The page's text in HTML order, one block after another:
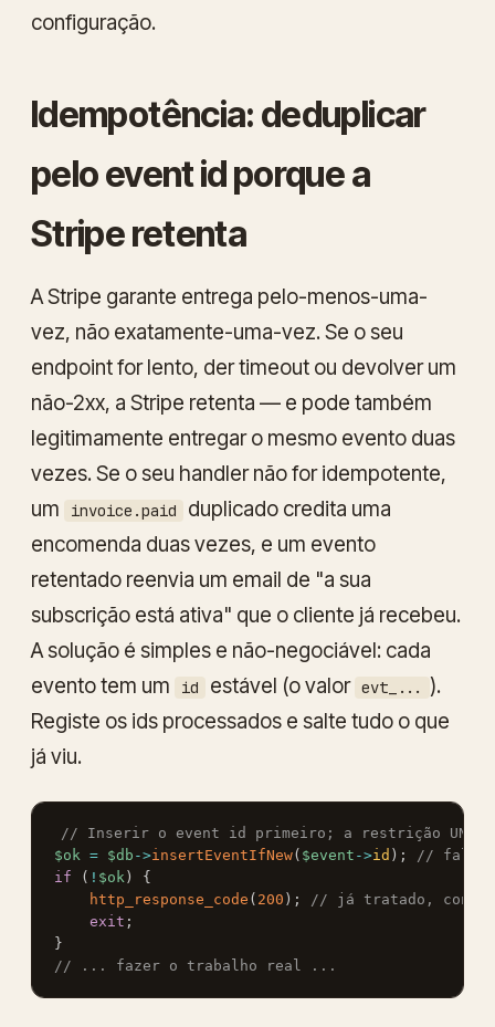
configuração.
Idempotência: deduplicar
pelo event id porque a
Stripe retenta
A Stripe garante entrega pelo-menos-uma-
vez, não exatamente-uma-vez. Se o seu
endpoint for lento, der timeout ou devolver um
não-2xx, a Stripe retenta — e pode também
legitimamente entregar o mesmo evento duas
vezes. Se o seu handler não for idempotente,
um
invoice.paid
duplicado credita uma
encomenda duas vezes, e um evento
retentado reenvia um email de "a sua
subscrição está ativa" que o cliente já recebeu.
A solução é simples e não-negociável: cada
evento tem um
id estável (o valor evt_... ).
Registe os ids processados e salte tudo o que
já viu.
// Inserir o event id primeiro; a restrição
$ok = $db ->insertEventIfNew( $event ->id ) ;
// false
if
( ! $ok )
{
http_response_code ( 200 ) ;
// já tratado,
exit ;
}
// ... fazer o trabalho real ...
Copy